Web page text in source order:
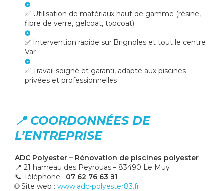
✅ Utilisation de matériaux haut de gamme (résine,
fibre de verre, gelcoat, topcoat)
✅ Intervention rapide sur Brignoles et tout le centre
Var
✅ Travail soigné et garanti, adapté aux piscines
privées et professionnelles
📍 COORDONNÉES DE
L’ENTREPRISE
ADC Polyester – Rénovation de piscines polyester
📍 21 hameau des Peyrouas – 83490 Le Muy
📞 Téléphone : 07 62 76 63 81
🌐 Site web : www.adc-polyester83.fr